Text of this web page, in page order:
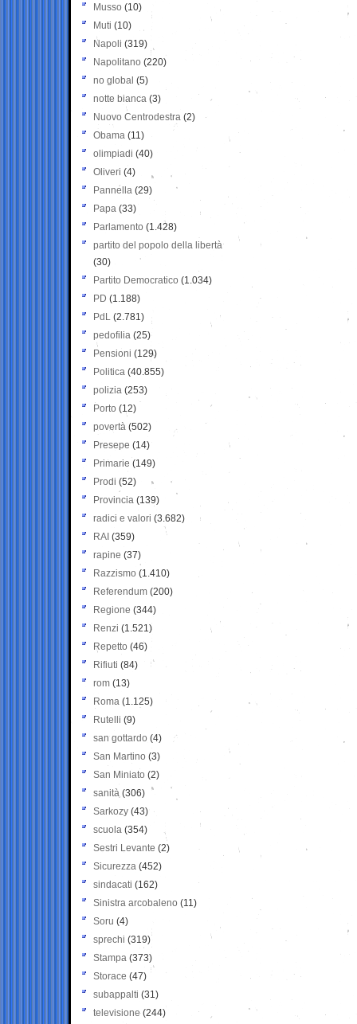
Musso (10)
Muti (10)
Napoli (319)
Napolitano (220)
no global (5)
notte bianca (3)
Nuovo Centrodestra (2)
Obama (11)
olimpiadi (40)
Oliveri (4)
Pannella (29)
Papa (33)
Parlamento (1.428)
partito del popolo della libertà
(30)
Partito Democratico (1.034)
PD (1.188)
PdL (2.781)
pedofilia (25)
Pensioni (129)
Politica (40.855)
polizia (253)
Porto (12)
povertà (502)
Presepe (14)
Primarie (149)
Prodi (52)
Provincia (139)
radici e valori (3.682)
RAI (359)
rapine (37)
Razzismo (1.410)
Referendum (200)
Regione (344)
Renzi (1.521)
Repetto (46)
Rifiuti (84)
rom (13)
Roma (1.125)
Rutelli (9)
san gottardo (4)
San Martino (3)
San Miniato (2)
sanità (306)
Sarkozy (43)
scuola (354)
Sestri Levante (2)
Sicurezza (452)
sindacati (162)
Sinistra arcobaleno (11)
Soru (4)
sprechi (319)
Stampa (373)
Storace (47)
subappalti (31)
televisione(244)